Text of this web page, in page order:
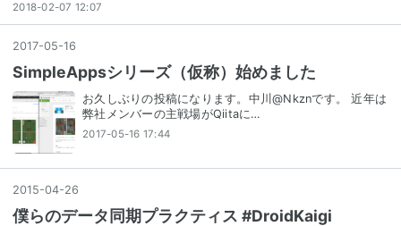
2018-02-07 12:07
2017-05-16
SimpleAppsシリーズ（仮称）始めました
お久しぶりの投稿になります。中川@Nkznです。 近年は
弊社メンバーの主戦場がQiitaに…
2017-05-16 17:44
2015-04-26
僕らのデータ同期プラクティス #DroidKaigi